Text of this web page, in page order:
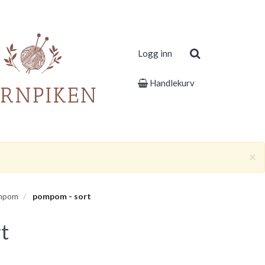
Logg inn
Handlekurv
×
pompom - sort